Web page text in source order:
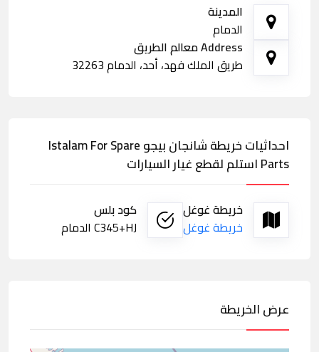
المدينة
الدمام
Address معالم الطريق
طريق الملك فهد، أحد، الدمام 32263
احداثيات خريطة شانجان بيجو Istalam For Spare
Parts استلم لقطع غيار السيارات
خريطة غوغل
خريطة غوغل
كود بلس
C345+HJ الدمام
عرض الخريطة